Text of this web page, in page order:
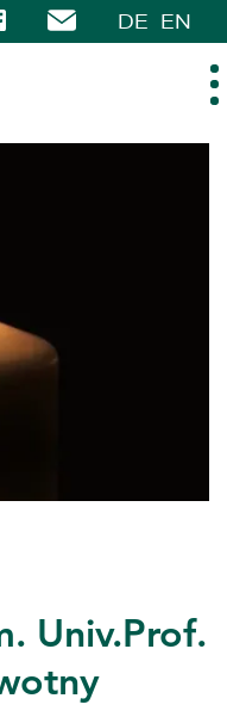
DE EN
Univ.Prof.